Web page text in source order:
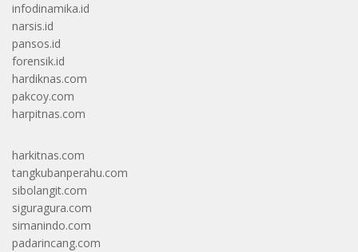
infodinamika.id
narsis.id
pansos.id
forensik.id
hardiknas.com
pakcoy.com
harpitnas.com
harkitnas.com
tangkubanperahu.com
sibolangit.com
siguragura.com
simanindo.com
padarincang.com